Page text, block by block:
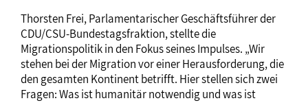
Thorsten Frei, Parlamentarischer Geschäftsführer der
CDU/CSU-Bundestagsfraktion, stellte die
Migrationspolitik in den Fokus seines Impulses. „Wir
stehen bei der Migration vor einer Herausforderung, die
den gesamten Kontinent betrifft. Hier stellen sich zwei
Fragen: Was ist humanitär notwendig und was ist